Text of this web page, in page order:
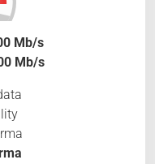
Mb/s
Mb/s